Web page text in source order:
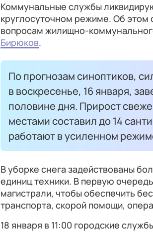
Коммунальные службы
круглосуточном режиме. Об
вопросам жилищно-
Бирюков.
По прогнозам синоптиков,
в воскресенье, 16 января,
половине дня. Прирост
местами составил до 14
работают в усиленном
В уборке снега задействованы
единиц техники. В первую
магистрали, чтобы обеспечить
транспорта, скорой помощи,
18 января в 11:00 городские